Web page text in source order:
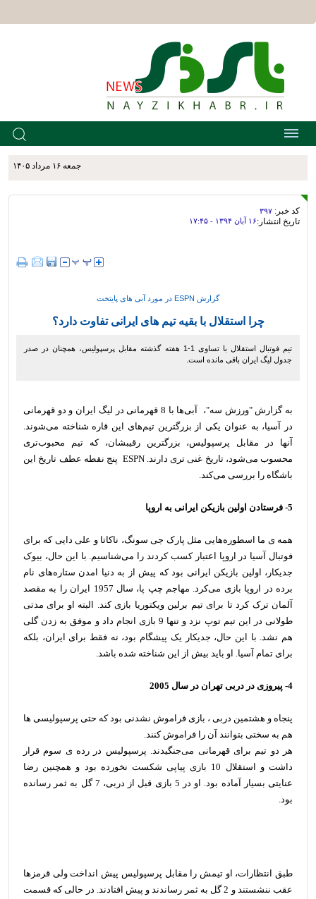
جمعه ۱۶ مرداد ۱۴۰۵
کد خبر: ۳۹۷
تاریخ انتشار:۱۶ آبان ۱۳۹۴ - ۱۷:۴۵
گزارش ESPN در مورد آبی های پایتخت
چرا استقلال با بقیه تیم های ایرانی تفاوت دارد؟
تیم فوتبال استقلال با تساوی 1-1 هفته گذشته مقابل پرسپولیس، همچنان در صدر
جدول لیگ ایران باقی مانده است.
به گزارش "ورزش سه"، آبی‌ها با 8 قهرمانی در لیگ ایران و دو قهرمانی
در آسیا، به عنوان یکی از بزرگترین تیم‌های این قاره شناخته می‌شوند.
آنها در مقابل پرسپولیس، بزرگترین رقیبشان، که تیم محبوب‌تری
محسوب می‌شود، تاریخ غنی تری دارند. ESPN پنج نقطه عطف تاریخ این
باشگاه را بررسی می‌کند.
5- فرستادن اولین بازیکن ایرانی به اروپا
همه ی ما اسطوره‌هایی مثل پارک جی سونگ، ناکاتا و علی دایی که برای
فوتبال آسیا در اروپا اعتبار کسب کردند را می‌شناسیم. با این حال، بیوک
جدیکار، اولین بازیکن ایرانی بود که پیش از به دنیا امدن ستاره‌های نام
برده در اروپا بازی می‌کرد. مهاجم چپ پا، سال 1957 ایران را به مقصد
آلمان ترک کرد تا برای تیم برلین ویکتوریا بازی کند. البته او برای مدتی
طولانی در این تیم توپ نزد و تنها 9 بازی انجام داد و موفق به زدن گلی
هم نشد. با این حال، جدیکار یک پیشگام بود، نه فقط برای ایران، بلکه
برای تمام آسیا. او باید بیش از این شناخته شده باشد.
4- پیروزی در دربی تهران در سال 2005
پنجاه و هشتمین دربی ، بازی فراموش نشدنی بود که حتی پرسپولیسی ها
هم به سختی بتوانند آن را فراموش کنند.
هر دو تیم برای قهرمانی می‌جنگیدند. پرسپولیس در رده ی سوم قرار
داشت و استقلال 10 بازی پیاپی شکست نخورده بود و همچنین رضا
عنایتی بسیار آماده بود. او در 5 بازی قبل از دربی، 7 گل به ثمر رسانده
بود.
طبق انتظارات، او تیمش را مقابل پرسپولیس پیش انداخت ولی قرمزها
عقب ننشستند و 2 گل به ثمر رساندند و پیش افتادند. در حالی که قسمت